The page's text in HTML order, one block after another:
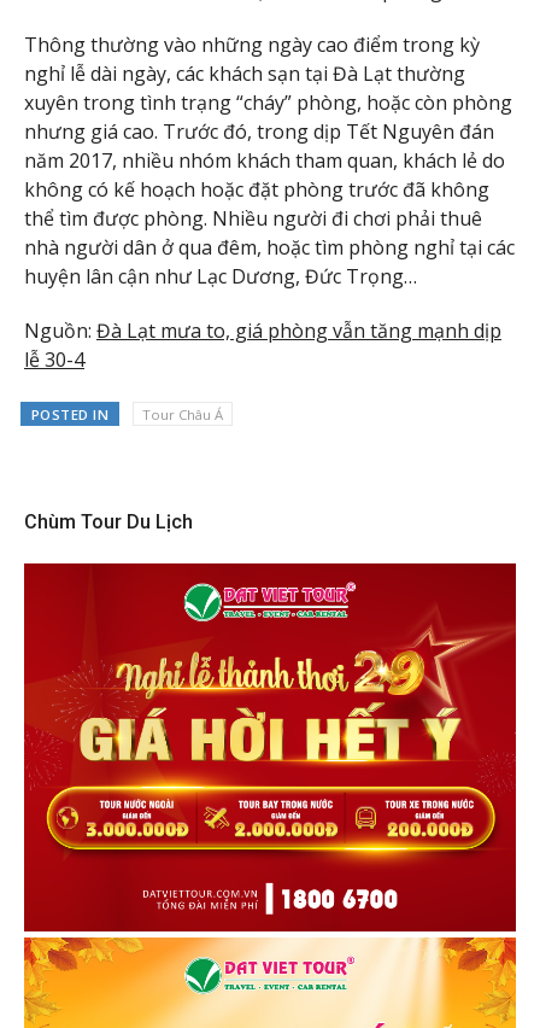
Thông thường vào những ngày cao điểm trong kỳ
nghỉ lễ dài ngày, các khách sạn tại Đà Lạt thường
xuyên trong tình trạng “cháy” phòng, hoặc còn phòng
nhưng giá cao. Trước đó, trong dịp Tết Nguyên đán
năm 2017, nhiều nhóm khách tham quan, khách lẻ do
không có kế hoạch hoặc đặt phòng trước đã không
thể tìm được phòng. Nhiều người đi chơi phải thuê
nhà người dân ở qua đêm, hoặc tìm phòng nghỉ tại các
huyện lân cận như Lạc Dương, Đức Trọng…
Nguồn: Đà Lạt mưa to, giá phòng vẫn tăng mạnh dịp
lễ 30-4
POSTED IN Tour Châu Á
Chùm Tour Du Lịch